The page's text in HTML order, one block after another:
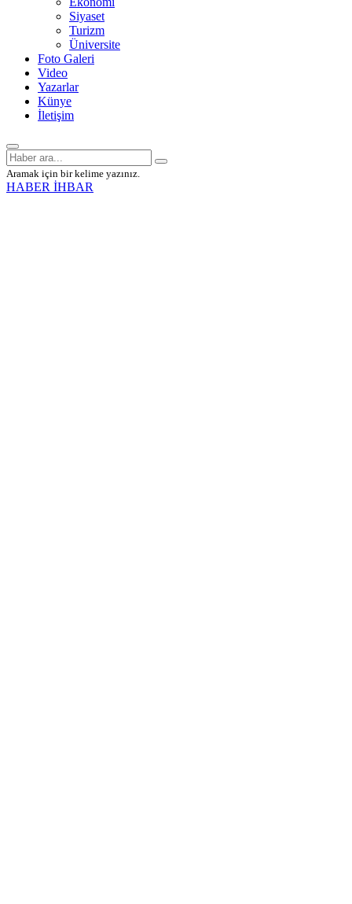
Siyaset
Turizm
Üniversite
Foto Galeri
Video
Yazarlar
Künye
İletişim
Aramak için bir kelime yazınız.
HABER İHBAR